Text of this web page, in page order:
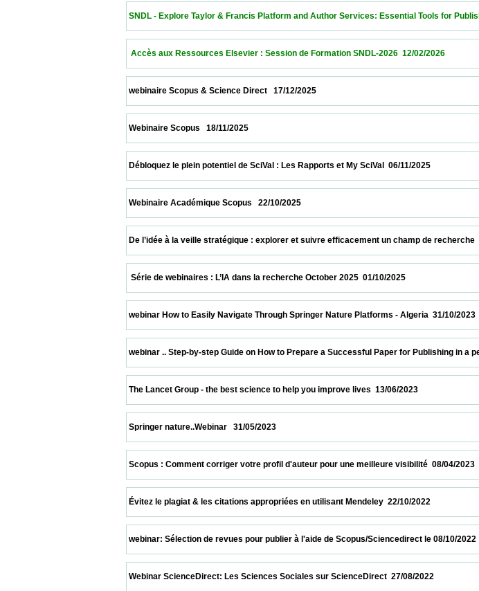
SNDL - Explore Taylor & Francis Platform and Author Services: Essential Tools
Accès aux Ressources Elsevier : Session de Formation SNDL-2026  12/02/
webinaire Scopus & Science Direct   17/12/2025
Webinaire Scopus   18/11/2025
Débloquez le plein potentiel de SciVal : Les Rapports et My SciVal  06/11/
Webinaire Académique Scopus   22/10/2025
De l’idée à la veille stratégique : explorer et suivre efficacement un champ de
Série de webinaires : L’IA dans la recherche October 2025  01/10/2025
webinar How to Easily Navigate Through Springer Nature Platforms - Algeria
webinar .. Step-by-step Guide on How to Prepare a Successful Paper for
The Lancet Group - the best science to help you improve lives  13/06/2023
Springer nature..Webinar   31/05/2023
Scopus : Comment corriger votre profil d'auteur pour une meilleure visibilité
Évitez le plagiat & les citations appropriées en utilisant Mendeley  22/10/
webinar: Sélection de revues pour publier à l'aide de Scopus/Sciencedirect le
Webinar ScienceDirect: Les Sciences Sociales sur ScienceDirect  27/08/